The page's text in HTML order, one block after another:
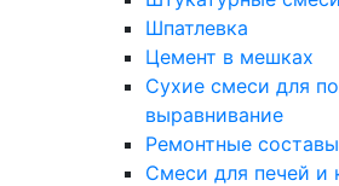
Шпатлевка
Цемент в мешках
Сухие смеси для
выравнивание
Ремонтные составы
Смеси для печей и